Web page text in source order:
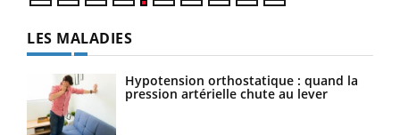
LES MALADIES
Hypotension orthostatique : quand la
pression artérielle chute au lever